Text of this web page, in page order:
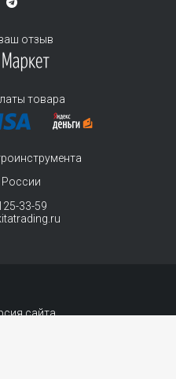
отзыв
товара
России
33-59
сайта